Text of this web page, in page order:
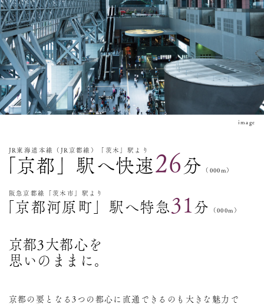
image
JR東海道本線（JR京都線）「茨木」駅より
京都」駅へ快速 26分 （000m）
阪急京都線「茨木市」駅より
「京都河原町」駅へ特急 31 分 （000m）
京都3大都心を
思いのままに。
京都の要となる3つの都心に直通できるのも大きな魅力で